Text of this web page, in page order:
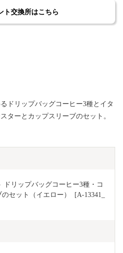
ト交換所はこちら
ドリップバッグコーヒー3種とイタ
ターとカップスリーブのセット。
ドリップバッグコーヒー3種・コ
セット（イエロー）  [A-13341_